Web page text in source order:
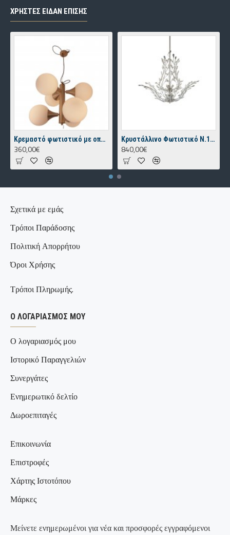
ΧΡΗΣΤΕΣ ΕΙΔΑΝ ΕΠΙΣΗΣ
Κρεμαστό φωτιστικό με οπαλίνα. N.73 Nagia
360,00€
Κρυστάλλινο Φωτιστικό Ν.15 Macedonia
840,00€
Σχετικά με εμάς
Τρόποι Παράδοσης
Πολιτική Απορρήτου
Όροι Χρήσης
Τρόποι Πληρωμής.
Ο ΛΟΓΑΡΙΑΣΜΌΣ ΜΟΥ
Ο λογαριασμός μου
Ιστορικό Παραγγελιών
Συνεργάτες
Ενημερωτικό δελτίο
Δωροεπιταγές
Επικοινωνία
Επιστροφές
Χάρτης Ιστοτόπου
Μάρκες
Μείνετε ενημερωμένοι για νέα και προσφορές εγγραφόμενοι